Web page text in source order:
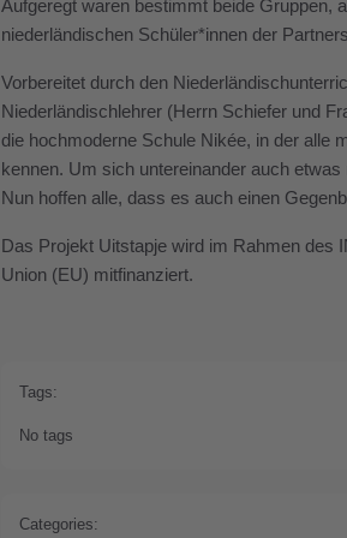
Aufgeregt waren bestimmt beide Gruppen,
niederländischen Schüler*innen der
Vorbereitet durch den
Niederländischlehrer (Herrn Schiefer und
die hochmoderne Schule Nikée, in der alle
kennen. Um sich untereinander auch
Nun hoffen alle, dass es auch einen
Das Projekt Uitstapje wird im Rahmen des
Union (EU) mitfinanziert.
Tags:
No tags
Categories: